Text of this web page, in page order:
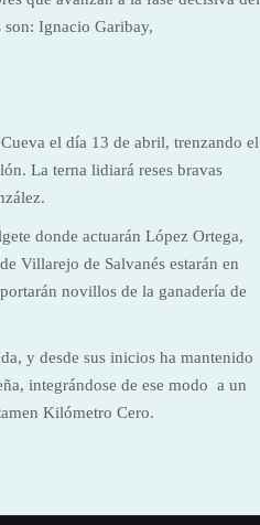
son: Ignacio Garibay,
el día 13 de abril, trenzando el
La terna lidiará reses bravas
donde actuarán López Ortega,
Villarejo de Salvanés estarán en
novillos de la ganadería de
y desde sus inicios ha mantenido
integrándose de ese modo a un
Kilómetro Cero.